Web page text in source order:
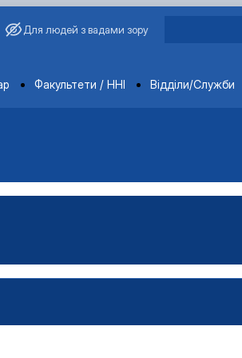
Для людей з вадами зору
Факультети / ННІ Відділи/Служби